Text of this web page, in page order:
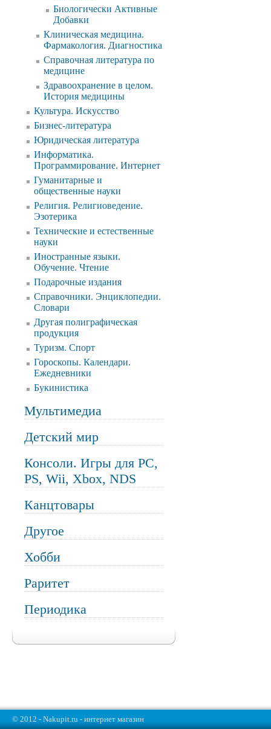
Биологически Активные
Добавки
Клиническая медицина.
Фармакология. Диагностика
Справочная литература по
медицине
Здравоохранение в целом.
История медицины
Культура. Искусство
Бизнес-литература
Юридическая литература
Информатика.
Программирование. Интернет
Гуманитарные и
общественные науки
Религия. Религиоведение.
Эзотерика
Технические и естественные
науки
Иностранные языки.
Обучение. Чтение
Подарочные издания
Справочники. Энциклопедии.
Словари
Другая полиграфическая
продукция
Туризм. Спорт
Гороскопы. Календари.
Ежедневники
Букинистика
Мультимедиа
Детский мир
Консоли. Игры для PC,
PS, Wii, Xbox, NDS
Канцтовары
Другое
Хобби
Раритет
Периодика
© 2012 - Nakupit.ru - интернет магазин